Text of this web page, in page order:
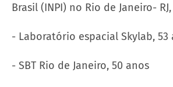
Brasil (INPI) no Rio de Janeiro-
- Laboratório espacial Skylab, 53
- SBT Rio de Janeiro, 50 anos